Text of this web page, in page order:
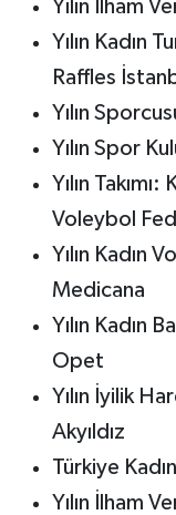
Yılın İlham
Yılın Kadın
Raffles
Yılın
Yılın Spor
Yılın
Voleybol
Yılın Kadın
Medicana
Yılın Kadın
Opet
Yılın İyilik
Akyıldız
Türkiye
Yılın İlham